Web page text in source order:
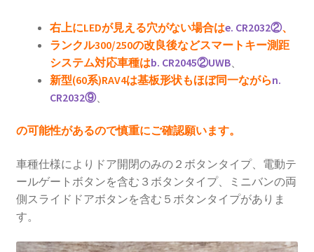
右上にLEDが見える穴がない場合はe. CR2032②、
ランクル300/250の改良後などスマートキー測距
システム対応車種はb. CR2045②UWB、
新型(60系)RAV4は基板形状もほぼ同一ながらn.
CR2032⑨、
の可能性があるので慎重にご確認願います。
車種仕様によりドア開閉のみの２ボタンタイプ、電動テ
ールゲートボタンを含む３ボタンタイプ、ミニバンの両
側スライドドアボタンを含む５ボタンタイプがありま
す。